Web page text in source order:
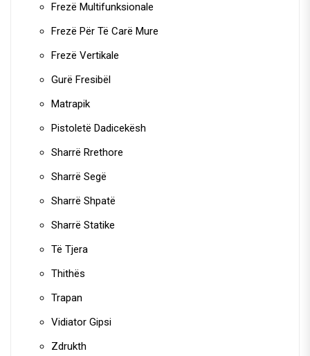
Frezë Multifunksionale
Frezë Për Të Carë Mure
Frezë Vertikale
Gurë Fresibël
Matrapik
Pistoletë Dadicekësh
Sharrë Rrethore
Sharrë Segë
Sharrë Shpatë
Sharrë Statike
Të Tjera
Thithës
Trapan
Vidiator Gipsi
Zdrukth